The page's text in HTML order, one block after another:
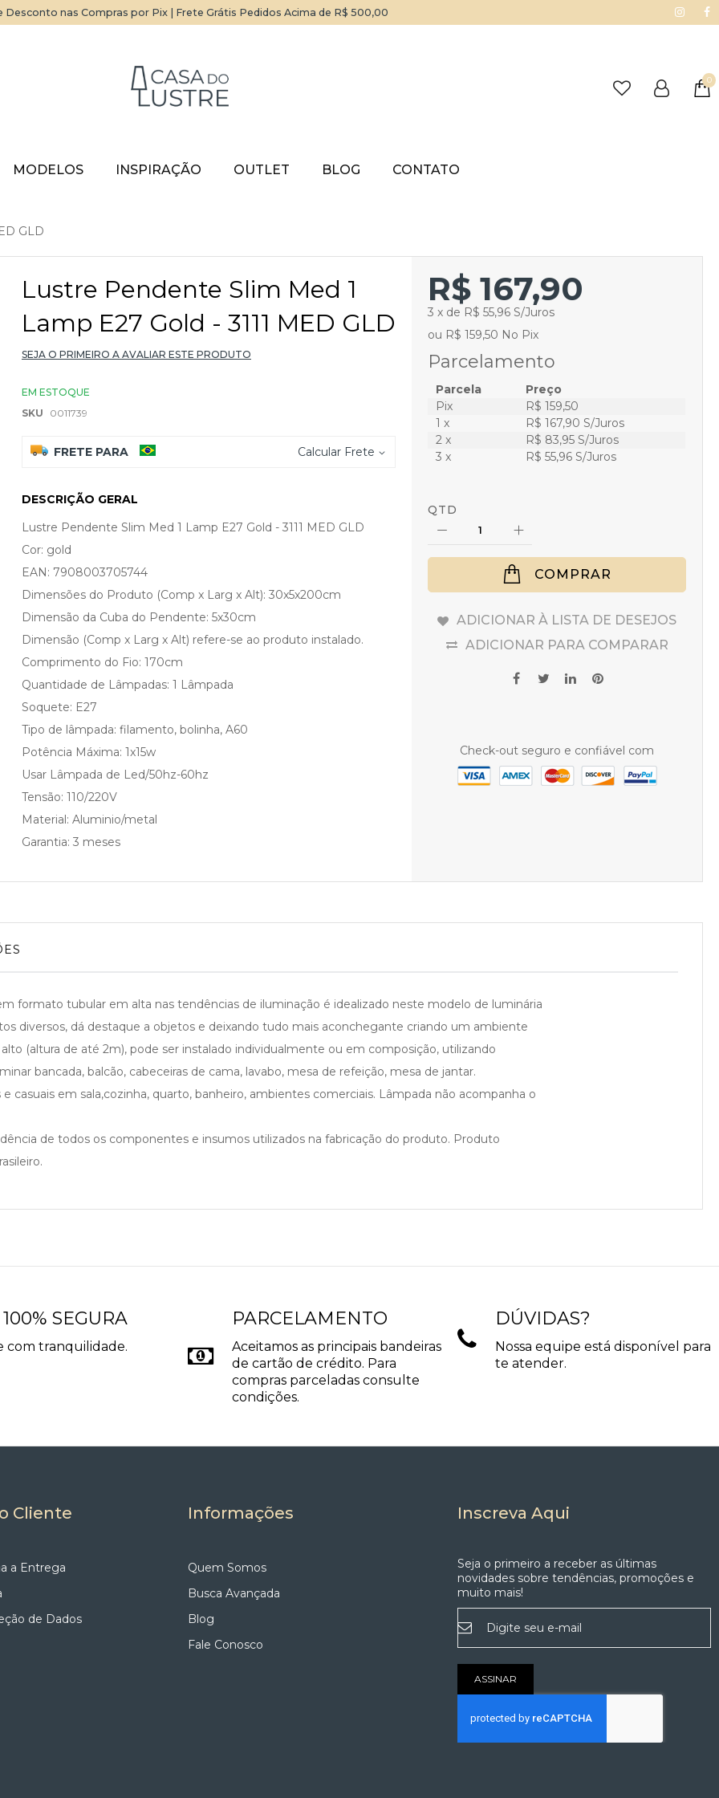
Desconto nas Compras por Pix | Frete Grátis Pedidos Acima de R$ 500,00
0
MODELOS INSPIRAÇÃO OUTLET BLOG CONTATO
GLD
Lustre Pendente Slim Med 1
Lamp E27 Gold - 3111 MED GLD
SEJA O PRIMEIRO A AVALIAR ESTE PRODUTO
EM ESTOQUE
SKU
0011739
FRETE PARA Calcular Frete
DESCRIÇÃO GERAL
Lustre Pendente Slim Med 1 Lamp E27 Gold - 3111 MED GLD
Cor: gold
EAN: 7908003705744
Dimensões do Produto (Comp x Larg x Alt): 30x5x200cm
Dimensão da Cuba do Pendente: 5x30cm
Dimensão (Comp x Larg x Alt) refere-se ao produto instalado.
Comprimento do Fio: 170cm
Quantidade de Lâmpadas: 1 Lâmpada
Soquete: E27
Tipo de lâmpada: filamento, bolinha, A60
Potência Máxima: 1x15w
Usar Lâmpada de Led/50hz-60hz
Tensão: 110/220V
Material: Aluminio/metal
Garantia: 3 meses
R$ 167,90
3 x de R$ 55,96 S/Juros
ou R$ 159,50 No Pix
Parcelamento
Parcela
Preço
Pix
R$ 159,50
1 x
R$ 167,90 S/Juros
2 x
R$ 83,95 S/Juros
3 x
R$ 55,96 S/Juros
QTD
COMPRAR
ADICIONAR À LISTA DE DESEJOS
ADICIONAR PARA COMPARAR
Check-out seguro e confiável com
formato tubular em alta nas tendências de iluminação é idealizado neste modelo de luminária
diversos, dá destaque a objetos e deixando tudo mais aconchegante criando um ambiente
(altura de até 2m), pode ser instalado individualmente ou em composição, utilizando
bancada, balcão, cabeceiras de cama, lavabo, mesa de refeição, mesa de jantar.
em sala,cozinha, quarto, banheiro, ambientes comerciais. Lâmpada não acompanha o
de todos os componentes e insumos utilizados na fabricação do produto. Produto
SEGURA
com tranquilidade.
PARCELAMENTO
Aceitamos as principais bandeiras
de cartão de crédito. Para
compras parceladas consulte
condições.
DÚVIDAS?
Nossa equipe está disponível para
te atender.
Cliente
a Entrega
de Dados
Informações
Quem Somos
Busca Avançada
Blog
Fale Conosco
Inscreva Aqui
Seja o primeiro a receber as últimas
novidades sobre tendências, promoções e
muito mais!
se
Newsletter:
ASSINAR